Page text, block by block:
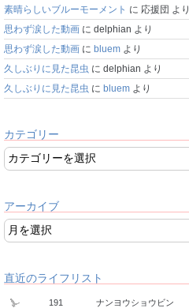
素晴らしいブルーモーメント に 応援団 より
思わず涙した動画 に delphian より
思わず涙した動画 に bluem より
久しぶりに見た昆虫 に delphian より
久しぶりに見た昆虫 に bluem より
カテゴリー
アーカイブ
直近のライフリスト
191 ナンヨウショウビン